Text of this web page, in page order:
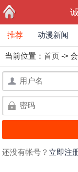
首页
推荐 动漫新闻
当前位置： 首页 ->
用
户
名：
用
户
还没有帐号？ 立即注